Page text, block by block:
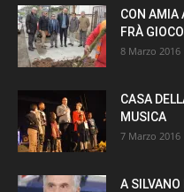
CON AMIA
FRÀ
8 Marzo 2016
CASA
MUSICA
7 Marzo 2016
A SILVANO